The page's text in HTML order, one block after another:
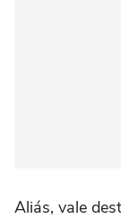
Aliás, vale